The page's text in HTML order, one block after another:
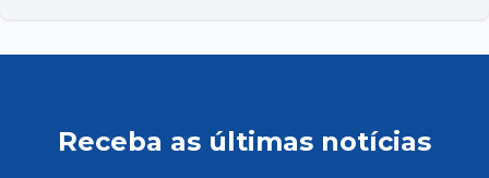
Receba as últimas notícias